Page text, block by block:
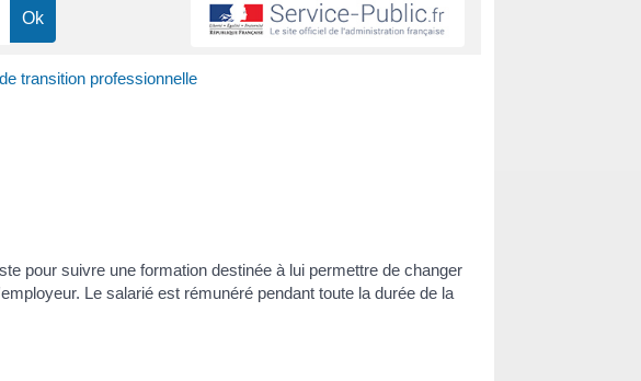
transition professionnelle
pour suivre une formation destinée à lui permettre de changer
Le salarié est rémunéré pendant toute la durée de la